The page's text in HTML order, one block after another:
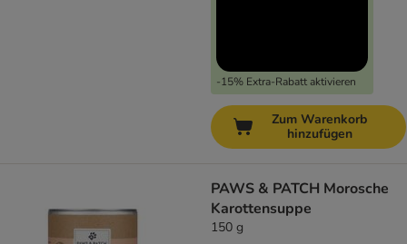
-15% Extra-Rabatt aktivieren
Zum Warenkorb
hinzufügen
PAWS & PATCH Morosche
Karottensuppe
150 g